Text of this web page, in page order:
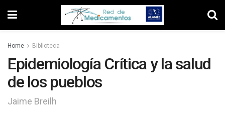
Home Biblioteca
Epidemiología Crítica y la salud
de los pueblos
Jaime Breilh